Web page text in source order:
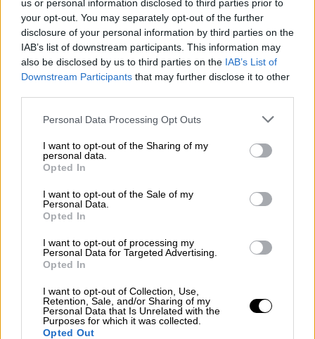
us or personal information disclosed to third parties prior to
your opt-out. You may separately opt-out of the further
disclosure of your personal information by third parties on the
IAB’s list of downstream participants. This information may
also be disclosed by us to third parties on the IAB’s List of
Downstream Participants that may further disclose it to other
Please note that this website/app uses one or more Google
not limited to your visit or usage behaviour. You may click to
grant or deny consent to Google and its third-party tags to
use your data for below specified purposes in below Google
consent section.
Personal Data Processing Opt Outs
I want to opt-out of the Sharing of my
personal data.
Opted In
I want to opt-out of the Sale of my
Personal Data.
Opted In
I want to opt-out of processing my
Personal Data for Targeted Advertising.
Opted In
I want to opt-out of Collection, Use,
Retention, Sale, and/or Sharing of my
Personal Data that Is Unrelated with the
Purposes for which it was collected.
Opted Out
Ψευδαισθήσεις, τέλος!